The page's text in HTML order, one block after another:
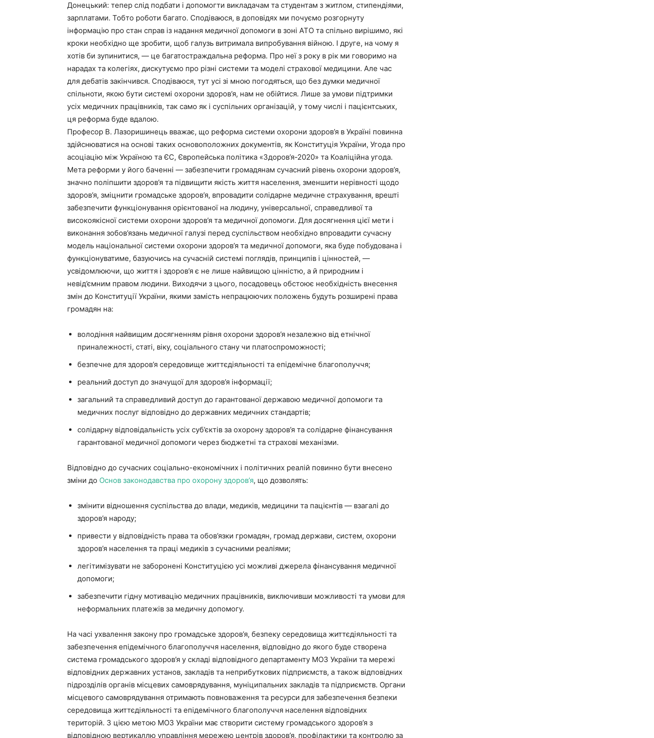
Донецький: тепер слід под­бати і допомогти викладачам та студентам з житлом, стипендіями,
зарплатами. Тобто роботи багато. Сподіваюся, в доповідях ми почуємо розгорнуту
інформацію про стан справ із надання медичної допомоги в зоні АТО та спільно вирішимо, які
кроки необхідно ще зробити, щоб галузь витримала випробування війною. І друге, на чому я
хотів би зупинитися, — це багатостраждальна реформа. Про неї з року в рік ми говоримо на
нарадах та колегіях, дискутуємо про різні системи та моделі страхової медицини. Але час
для дебатів закінчився. Сподіваюся, тут усі зі мною погодяться, що без думки медичної
спільноти, якою бути системі охорони здоров’я, нам не обійтися. Лише за умови підтримки
усіх медичних працівників, так само як і суспільних організацій, у тому числі і пацієнтських,
ця реформа буде вдалою.
Професор В. Лазоришинець вважає, що реформа системи охорони здоров’я в Україні повинна
здійснюватися на основі таких основоположних документів, як Конституція України, Угода про
асоціацію між Україною та ЄС, Європейська політика «Здоров’я-2020» та Коаліційна угода.
Мета реформи у його баченні — забезпечити громадянам сучасний рівень охорони здоров’я,
значно поліпшити здоров’я та підвищити якість життя населення, зменшити нерівності щодо
здоров’я, зміцнити громадське здоров’я, впровадити солідарне медичне страхування, врешті
забезпечити функціонування орієнтованої на людину, універсальної, справедливої та
високоякісної системи охорони здоров’я та медичної допомоги. Для досягнення цієї мети і
виконання зобов’язань медичної галузі перед суспільством необхідно впровадити сучасну
модель національної системи охорони здоров’я та медичної допомоги, яка буде побудована і
функціо­нуватиме, базуючись на сучасній системі поглядів, принципів і цінностей, —
усвідомлюючи, що життя і здоров’я є не лише найвищою цінністю, а й природним і
невід’ємним правом людини. Виходячи з цього, посадовець обстоює необхідність внесення
змін до Конституції України, якими замість непрацюючих положень будуть розширені права
громадян на:
володіння найвищим досягненням рівня охорони здоров’я незалежно від етнічної
приналежності, статі, віку, соціального стану чи платоспроможності;
безпечне для здоров’я середовище життєдіяльності та епідемічне благополуччя;
реальний доступ до значущої для здоров’я інформації;
загальний та справедливий доступ до гарантованої державою медичної допомоги та
медичних послуг відповідно до державних медичних стандартів;
солідарну відповідальність усіх суб’єктів за охорону здоров’я та солідарне фінансування
гарантованої медичної допомоги через бюджетні та страхові механізми.
Відповідно до сучасних соціально-економічних і політичних реалій повинно бути внесено
зміни до Основ законодавства про охорону здоров’я, що дозволять:
змінити відношення суспільства до влади, медиків, медицини та пацієнтів — взагалі до
здоров’я народу;
привести у відповідність права та обов’язки громадян, громад держави, систем, охорони
здоров’я населення та праці медиків з сучасними реаліями;
легітимізувати не заборонені Конституцією усі можливі джерела фінансування медичної
допомоги;
забезпечити гідну мотивацію медичних працівників, виключивши можливості та умови для
неформальних платежів за медичну допомогу.
На часі ухвалення закону про громадське здоров’я, безпеку середовища життєдіяльності та
забезпечення епідемічного благополуччя населення, відповідно до якого буде створена
система громадського здоров’я у складі відповідного департаменту МОЗ України та мережі
відповідних державних установ, закладів та неприбуткових підприємств, а також відповідних
підрозділів органів місцевих самоврядування, муніципальних закладів та підприємств. Органи
місцевого самоврядування отримають повноваження та ресурси для забезпечення безпеки
середовища життєдіяльності та епідемічного благополуччя населення відповідних
територій. З цією метою МОЗ України має створити систему громадського здоров’я з
відповідною вертикаллю управління мережею центрів здоров’я, профілактики та контролю за